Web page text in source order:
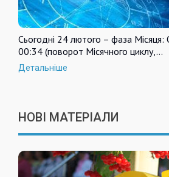
Сьогодні 24 лютого – фаза Місяця:
00:34 (поворот Місячного циклу,…
Детальніше
НОВІ МАТЕРІАЛИ